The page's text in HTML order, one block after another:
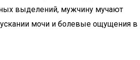
выделений, мужчину мучают
мочи и болевые ощущения в